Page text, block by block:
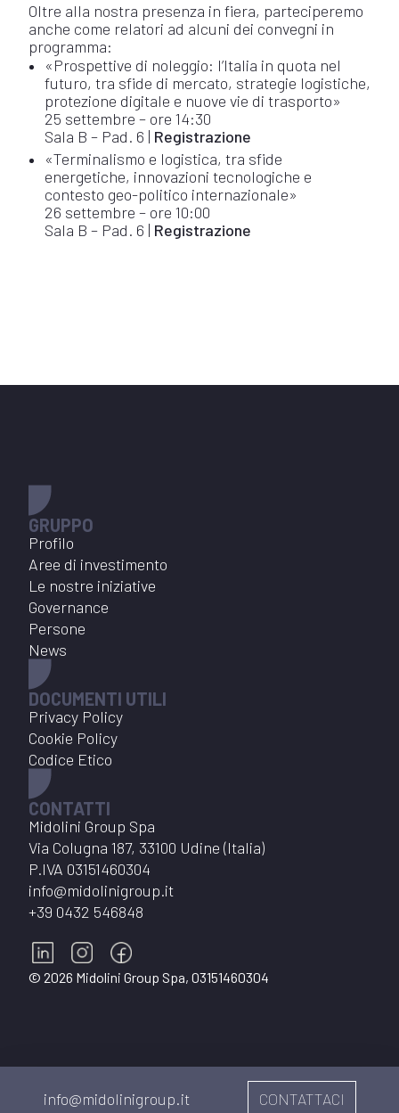
Oltre alla nostra presenza in fiera, parteciperemo
anche come relatori ad alcuni dei convegni in
programma:
«Prospettive di noleggio: l’Italia in quota nel
futuro, tra sfide di mercato, strategie logistiche,
protezione digitale e nuove vie di trasporto»
25 settembre – ore 14:30
Sala B – Pad. 6 | Registrazione
«Terminalismo e logistica, tra sfide
energetiche, innovazioni tecnologiche e
contesto geo-politico internazionale»
26 settembre – ore 10:00
Sala B – Pad. 6 | Registrazione
GRUPPO
Profilo
Aree di investimento
Le nostre iniziative
Governance
Persone
News
DOCUMENTI UTILI
Privacy Policy
Cookie Policy
Codice Etico
CONTATTI
Midolini Group Spa
Via Colugna 187, 33100 Udine (Italia)
P.IVA 03151460304
info@midolinigroup.it
+39 0432 546848
© 2026 Midolini Group Spa, 03151460304
info@midolinigroup.it CONTATTACI